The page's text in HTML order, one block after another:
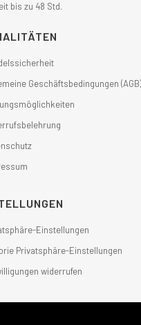
bis zu 48 Std.
Geschäftsbedingungen (AGB)
Einstellungen
Privatsphäre-Einstellungen
widerrufen